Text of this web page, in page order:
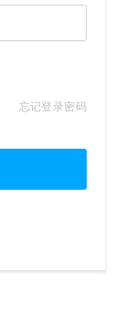
忘记登录密码